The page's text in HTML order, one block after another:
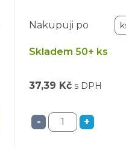
Nakupuji po
Skladem 50+ ks
37,39 Kč s DPH
- +